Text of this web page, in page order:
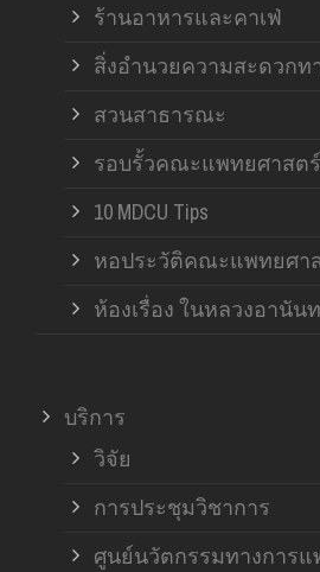
ร้านอาหารและคาเฟ่
สิ่งอำนวยความสะดวกท
สวนสาธารณะ
รอบรั้วคณะแพทยศาสตร์
10 MDCU Tips
หอประวัติคณะแพทยศา
ห้องเรื่อง ในหลวงอานัน
บริการ
วิจัย
การประชุมวิชาการ
ศูนย์นวัตกรรมทางการแ